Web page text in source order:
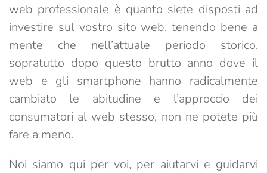
web professionale è quanto siete disposti ad
investire sul vostro sito web, tenendo bene a
mente che nell’attuale periodo storico,
sopratutto dopo questo brutto anno dove il
web e gli smartphone hanno radicalmente
cambiato le abitudine e l’approccio dei
consumatori al web stesso, non ne potete più
fare a meno.
Noi siamo qui per voi, per aiutarvi e guidarvi